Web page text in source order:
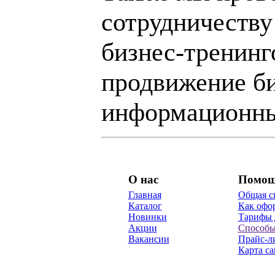
бизнес-
продвижение
О нас
Главная
Каталог
Новинки
Акции
Вакансии
Общая
Как
Тарифы
Прайс-
Карта